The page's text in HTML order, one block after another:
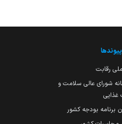
رقابت
شورای عالی سلامت و
غذایی
برنامه بودجه کشور